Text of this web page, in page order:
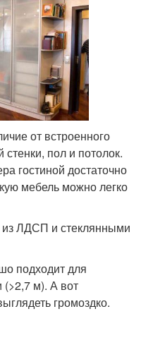
от встроенного
пол и потолок.
гостиной достаточно
мебель можно легко
ЛДСП и стеклянными
подходит для
(>2,7 м). А вот
громоздко.